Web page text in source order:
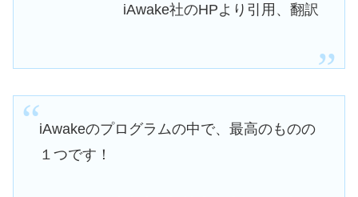
iAwake社のHPより引用、翻訳
iAwakeのプログラムの中で、最高のものの
１つです！